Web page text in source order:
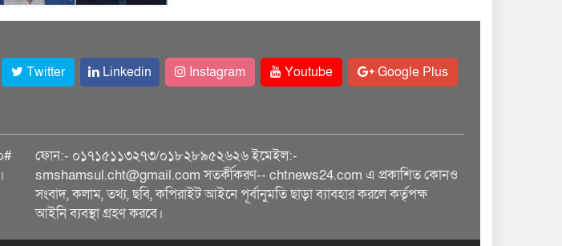
Twitter Linkedin Instagram Youtube Google Plus
ফোন:- ০১৭১৫১১৩২৭৩/০১৮২৮৯৫২৬২৬ ইমেইল:-
smshamsul.cht@gmail.com সতর্কীকরণ-- chtnews24.com এ প্রকাশিত কোনও
সংবাদ, কলাম, তথ্য, ছবি, কপিরাইট আইনে পূর্বানুমতি ছাড়া ব্যাবহার করলে কর্তৃপক্ষ
আইনি ব্যবস্থা গ্রহণ করবে।